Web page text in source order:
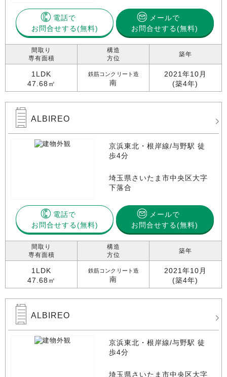
電話で
お問合せする
メールで
お問合せする(無料)
間取り
専有面積
1LDK
47.68㎡
構造
方位
鉄筋コンクリート造
南
築年
2021年10月
(築4年)
ALBIREO
京浜東北・根岸線/与野駅 徒
歩4分
埼玉県さいたま市中央区大字
下落合
電話で
お問合せする
メールで
お問合せする(無料)
間取り
専有面積
1LDK
47.68㎡
構造
方位
鉄筋コンクリート造
南
築年
2021年10月
(築4年)
ALBIREO
京浜東北・根岸線/与野駅 徒
歩4分
埼玉県さいたま市中央区大字